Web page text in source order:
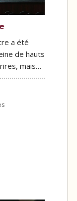
a été
de hauts
mais…